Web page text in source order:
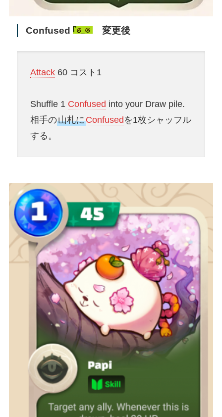
Confused 変更後
Attack60 コスト1
Shuffle 1 Confused into your Draw pile.
相手の山札にConfusedを1枚シャッフル
する。